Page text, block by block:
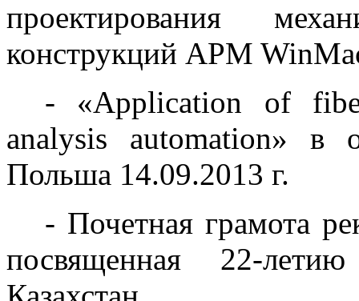
проектирования
конструкций APM
- «Application of
analysis automation» в
Польша 14.09.2013 г.
- Почетная грамота
посвященная 22-